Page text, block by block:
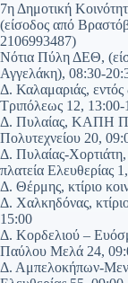
7η Δημοτική
(είσοδος από
2106993487)
Νότια Πύλη ΔΕΘ,
Αγγελάκη), 08:30-
Δ. Καλαμαριάς,
Τριπόλεως 12, 13:00-
Δ. Πυλαίας, ΚΑΠΗ
Πολυτεχνείου 20,
Δ. Πυλαίας-
πλατεία Ελευθερίας
Δ. Θέρμης, κτίριο
Δ. Χαλκηδόνας,
15:00
Δ. Κορδελιού –
Παύλου Μελά 24,
Δ. Αμπελοκήπων-